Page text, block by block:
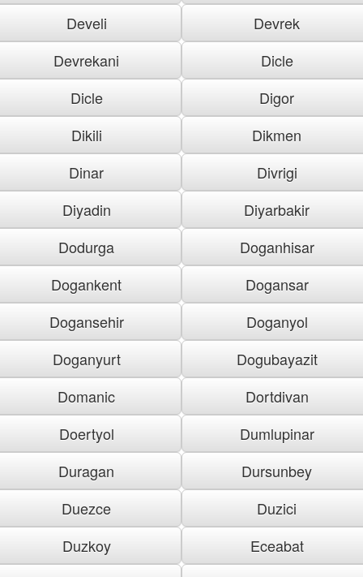
Develi
Devrek
Devrekani
Dicle
Dicle
Digor
Dikili
Dikmen
Dinar
Divrigi
Diyadin
Diyarbakir
Dodurga
Doganhisar
Dogankent
Dogansar
Dogansehir
Doganyol
Doganyurt
Dogubayazit
Domanic
Dortdivan
Doertyol
Dumlupinar
Duragan
Dursunbey
Duezce
Duzici
Duzkoy
Eceabat